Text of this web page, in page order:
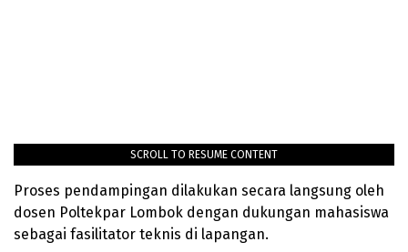
SCROLL TO RESUME CONTENT
Proses pendampingan dilakukan secara langsung oleh
dosen Poltekpar Lombok dengan dukungan mahasiswa
sebagai fasilitator teknis di lapangan.